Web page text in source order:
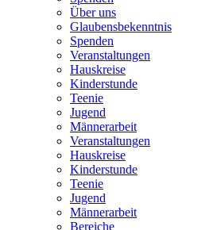
Über uns
Glaubensbekenntnis
Spenden
Veranstaltungen
Hauskreise
Kinderstunde
Teenie
Jugend
Männerarbeit
Veranstaltungen
Hauskreise
Kinderstunde
Teenie
Jugend
Männerarbeit
Bereiche